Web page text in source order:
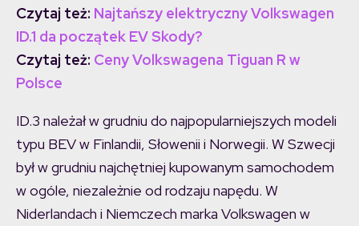
Czytaj też: Najtańszy elektryczny Volkswagen
ID.1 da początek EV Skody?
Czytaj też: Ceny Volkswagena Tiguan R w
Polsce
ID.3 należał w grudniu do najpopularniejszych modeli
typu BEV w Finlandii, Słowenii i Norwegii. W Szwecji
był w grudniu najchętniej kupowanym samochodem
w ogóle, niezależnie od rodzaju napędu. W
Niderlandach i Niemczech marka Volkswagen w